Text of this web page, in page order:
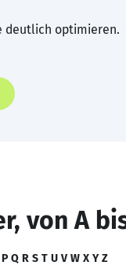
deutlich optimieren.
von A
P Q R S T U V W X Y Z